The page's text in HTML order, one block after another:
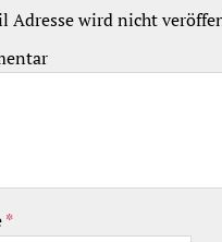
Adresse wird nicht
*